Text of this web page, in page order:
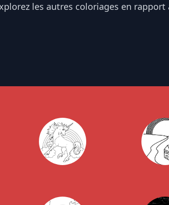
les autres coloriages en rapport